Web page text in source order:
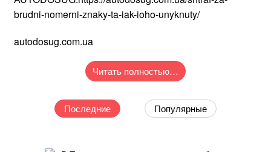
brudni-nomerni-znaky-ta-iak-ioho-unyknuty/
autodosug.com.ua
Читать полностью…
Последние Популярные